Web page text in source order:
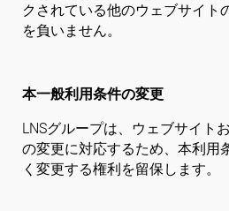
クされている他のウェブサイト
を負いません。
本一般利用条件の変更
LNSグループは、ウェブサイト
の変更に対応するため、本利用
く変更する権利を留保します。